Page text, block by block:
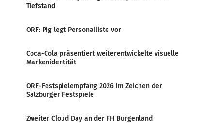
Tiefstand
ORF: Pig legt Personalliste vor
Coca-Cola präsentiert weiterentwickelte visuelle
Markenidentität
ORF-Festspielempfang 2026 im Zeichen der
Salzburger Festspiele
Zweiter Cloud Day an der FH Burgenland